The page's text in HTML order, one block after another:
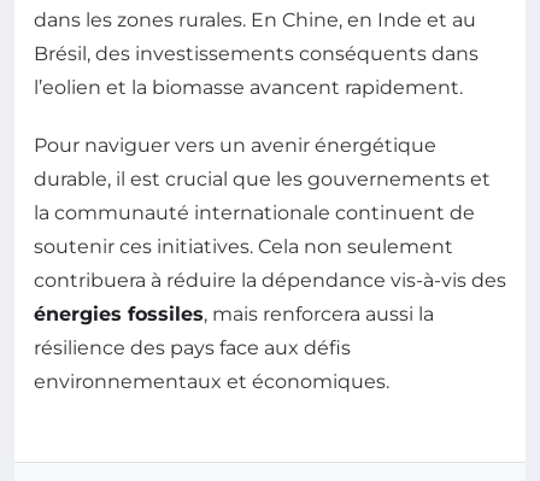
dans les zones rurales. En Chine, en Inde et au
Brésil, des investissements conséquents dans
l’eolien et la biomasse avancent rapidement.
Pour naviguer vers un avenir énergétique
durable, il est crucial que les gouvernements et
la communauté internationale continuent de
soutenir ces initiatives. Cela non seulement
contribuera à réduire la dépendance vis-à-vis des
énergies fossiles, mais renforcera aussi la
résilience des pays face aux défis
environnementaux et économiques.